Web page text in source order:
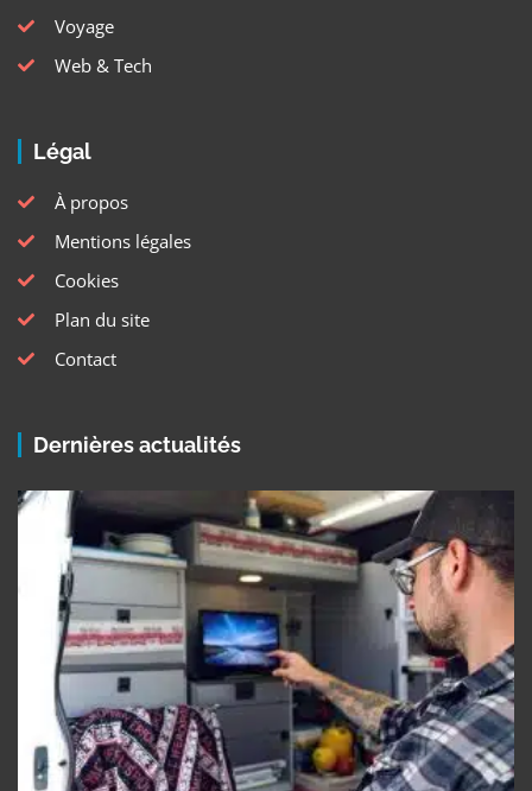
Voyage
Web & Tech
Légal
À propos
Mentions légales
Cookies
Plan du site
Contact
Dernières actualités